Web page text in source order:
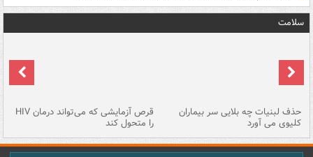
سلامت
حذف لبنیات چه بلایی سر بیماران
کلیوی می آورد
قرص آزمایشی که می‌تواند درمان HIV
را متحول کند